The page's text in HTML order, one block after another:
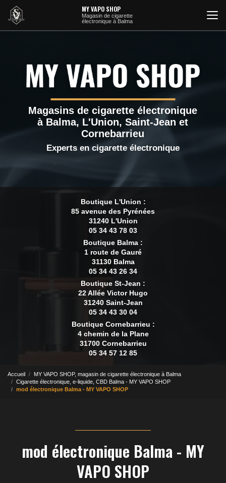
contenu
principal
MY VAPO SHOP
Magasin de cigarette
électronique à Balma
Magasins de cigarette électronique
à Balma, L'Union, Saint-Jean et
Cornebarrieu
Experts en cigarette électronique
Boutique L'Union :
85 avenue des Pyrénées
31240 L'Union
05 34 43 78 03
Boutique Balma :
1 route de Gauré
31130 Balma
05 34 43 26 34
Boutique St-Jean :
22 Allée Victor Hugo
31240 Saint-Jean
05 34 43 30 04
Boutique Cornebarrieu :
4 chemin de la Plane
31700 Cornebarrieu
05 34 57 12 85
Accueil
MY VAPO SHOP, magasin de cigarette électronique à Balma
Cigarette électronique, e-liquide, CBD Balma - MY VAPO SHOP
mod électronique Balma - MY VAPO SHOP
mod électronique Balma - MY
VAPO SHOP